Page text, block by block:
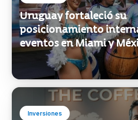
Uruguay fortaleció su
posicionamiento
eventos en Miami y
Inversiones